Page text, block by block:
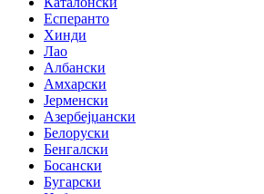
Есперанто
Хинди
Лао
Албански
Амхарски
Јерменски
Азербејџански
Белоруски
Бенгалски
Босански
Бугарски